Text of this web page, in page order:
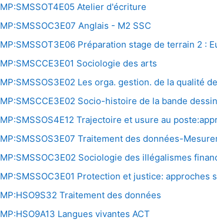
MP:SMSSOT4E05 Atelier d'écriture
MP:SMSSOC3E07 Anglais - M2 SSC
MP:SMSSOT3E06 Préparation stage de terrain 2 :
MP:SMSCCE3E01 Sociologie des arts
MP:SMSSOS3E02 Les orga. gestion. de la qualité
MP:SMSCCE3E02 Socio-histoire de la bande
MP:SMSSOS4E12 Trajectoire et usure au
MP:SMSSOS3E07 Traitement des données-
MP:SMSSOC3E02 Sociologie des illégalismes
MP:SMSSOC3E01 Protection et justice:
MP:HSO9S32 Traitement des données
MP:HSO9A13 Langues vivantes ACT